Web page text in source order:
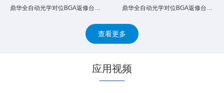
鼎华全自动光学对位BGA返修台DH‑A4D 高精密光学对位杜绝... 鼎华全自动光学对位BGA返修台DH‑A4 自动拆卸焊接自动回收...
查看更多
应用视频